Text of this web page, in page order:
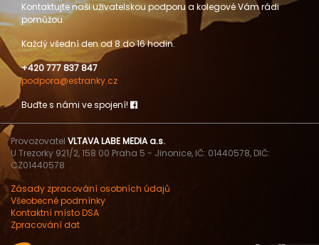
Kontaktujte naši uživatelskou podporu a kolegové Vám rádi
pomůžou.
Každý všední den od 8 do 16 hodin.
+420 777 837 847
podpora@estranky.cz
Buďte s námi ve spojení!
Provozovatel VLTAVA LABE MEDIA a.s.
U Trezorky 921/2, 158 00 Praha 5 - Jinonice, IČ: 01440578, DIČ:
CZ01440578
Zásady zpracování osobních údajů
Všeobecné podmínky
Kontaktní místo DSA
Zpracování dat